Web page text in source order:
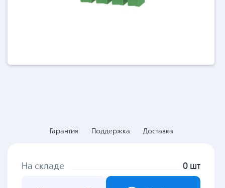
Гарантия Поддержка Доставка
На складе 0 шт